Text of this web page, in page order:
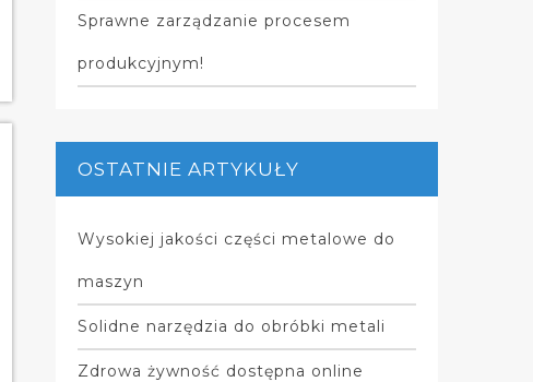
Sprawne zarządzanie procesem
produkcyjnym!
OSTATNIE ARTYKUŁY
Wysokiej jakości części metalowe do
maszyn
Solidne narzędzia do obróbki metali
Zdrowa żywność dostępna online